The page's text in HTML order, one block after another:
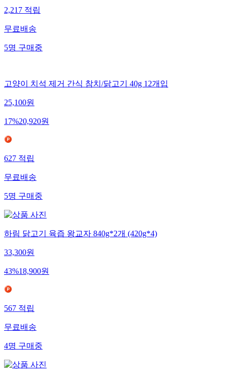
2,217적립
무료배송
5명구매중
고양이 치석 제거 간식 참치/닭고기 40g 12개입
25,100원
17%20,920원
627적립
무료배송
5명구매중
하림 닭고기 육즙 왕교자 840g*2개 (420g*4)
33,300원
43%18,900원
567적립
무료배송
4명구매중